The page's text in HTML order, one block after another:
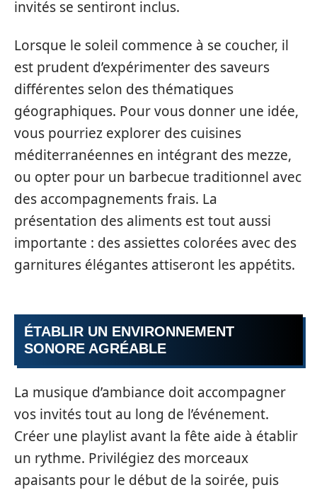
invités se sentiront inclus.
Lorsque le soleil commence à se coucher, il
est prudent d’expérimenter des saveurs
différentes selon des thématiques
géographiques. Pour vous donner une idée,
vous pourriez explorer des cuisines
méditerranéennes en intégrant des mezze,
ou opter pour un barbecue traditionnel avec
des accompagnements frais. La
présentation des aliments est tout aussi
importante : des assiettes colorées avec des
garnitures élégantes attiseront les appétits.
ÉTABLIR UN ENVIRONNEMENT
SONORE AGRÉABLE
La musique d’ambiance doit accompagner
vos invités tout au long de l’événement.
Créer une playlist avant la fête aide à établir
un rythme. Privilégiez des morceaux
apaisants pour le début de la soirée, puis